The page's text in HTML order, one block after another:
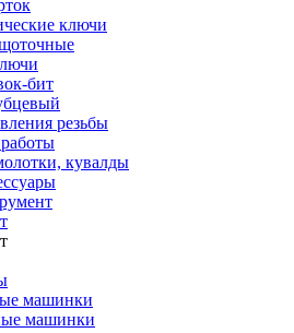
ключи
бит
резьбы
кувалды
машинки
машинки